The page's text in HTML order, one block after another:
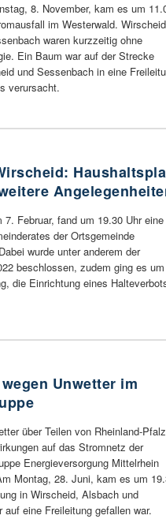
8. November, kam es um
im Westerwald.
waren kurzzeitig ohne
Ein Baum war auf der Strecke
und Sessenbach in eine
verursacht.
7. Februar, fand um 19.30 Uhr eine
der Ortsgemeinde
wurde unter anderem der
beschlossen, zudem ging es um
die Einrichtung eines
Unwetter im
über Teilen von Rheinland-Pfalz
auf das Stromnetz der
Energieversorgung Mittelrhein
Montag, 28. Juni, kam es um
in Wirscheid, Alsbach und
eine Freileitung gefallen war.